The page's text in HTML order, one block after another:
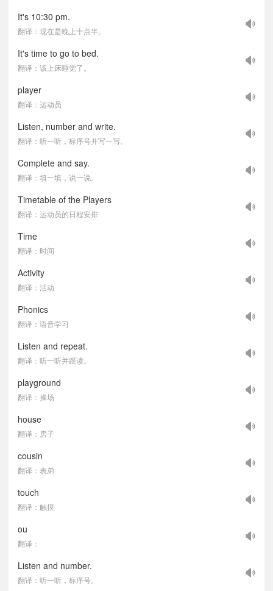
It's 10:30 pm.
翻译：现在是晚上十点半。
It's time to go to bed.
翻译：该上床睡觉了。
player
翻译：运动员
Listen, number and write.
翻译：听一听，标序号并写一写。
Complete and say.
翻译：填一填，说一说。
Timetable of the Players
翻译：运动员的日程安排
Time
翻译：时间
Activity
翻译：活动
Phonics
翻译：语音学习
Listen and repeat.
翻译：听一听并跟读。
playground
翻译：操场
house
翻译：房子
cousin
翻译：表弟
touch
翻译：触摸
ou
翻译：
Listen and number.
翻译：听一听，标序号。